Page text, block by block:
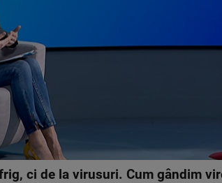
ci de la virusuri. Cum gândim